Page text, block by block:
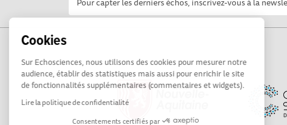
Cookies
Sur Echosciences, nous utilisons des cookies pour mesurer notre
audience, établir des statistiques mais aussi pour enrichir le site
de fonctionnalités supplémentaires (commentaires et widgets).
Lire la politique de confidentialité
Consentements certifiés par